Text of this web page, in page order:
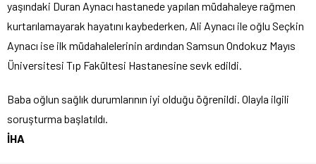
yaşındaki Duran Aynacı hastanede yapılan müdahaleye rağmen
kurtarılamayarak hayatını kaybederken, Ali Aynacı ile oğlu Seçkin
Aynacı ise ilk müdahalelerinin ardından Samsun Ondokuz Mayıs
Üniversitesi Tıp Fakültesi Hastanesine sevk edildi.
Baba oğlun sağlık durumlarının iyi olduğu öğrenildi. Olayla ilgili
soruşturma başlatıldı.
İHA